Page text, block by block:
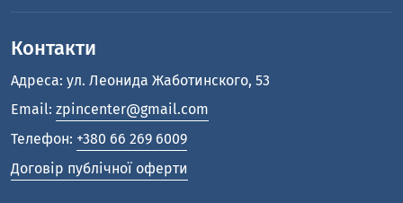
Контакти
Адреса: ул. Леонида Жаботинского, 53
Email: zpincenter@gmail.com
Телефон: +380 66 269 6009
Договір публічної оферти